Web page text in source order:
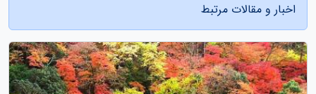
اخبار و مقالات مرتبط